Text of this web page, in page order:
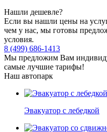
Нашли дешевле?
Если вы нашли цены на
чем у нас, мы готовы
условия.
8 (499) 686-1413
Мы предложим Вам
самые лучшие тарифы!
Наш автопарк
Эвакуатор с лебедкой